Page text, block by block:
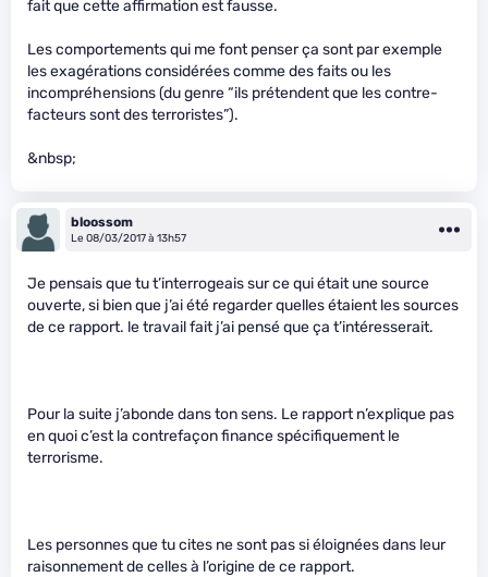
fait que cette affirmation est fausse.
Les comportements qui me font penser ça sont par exemple
les exagérations considérées comme des faits ou les
incompréhensions (du genre “ils prétendent que les contre-
facteurs sont des terroristes”).
&nbsp;
bloossom
Le 08/03/2017 à 13h57
Je pensais que tu t’interrogeais sur ce qui était une source
ouverte, si bien que j’ai été regarder quelles étaient les sources
de ce rapport. le travail fait j’ai pensé que ça t’intéresserait.
Pour la suite j’abonde dans ton sens. Le rapport n’explique pas
en quoi c’est la contrefaçon finance spécifiquement le
terrorisme.
Les personnes que tu cites ne sont pas si éloignées dans leur
raisonnement de celles à l’origine de ce rapport.